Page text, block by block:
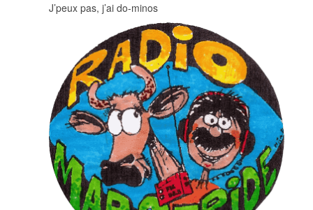
J’peux pas, j’ai do-minos